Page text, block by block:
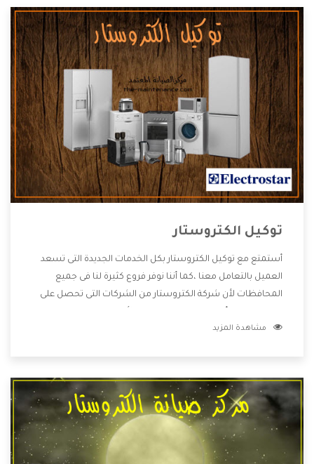
وأقوى الأسعار التى تكون مناسبة لكثير من العملاء
توكيل الكتروستار
أستمتع مع توكيل الكتروستار بكل الخدمات الجديدة التى تسعد
العميل بالتعامل معنا ،كما أننا نوفر فروع كثيرة لنا فى جميع
المحافظات لأن شركة الكتروستار من الشركات التى تحصل على
كما أنها تهتم بالخدمات التى تكون بعد البيع معنا هتحصل على
مشاهدة المزيد